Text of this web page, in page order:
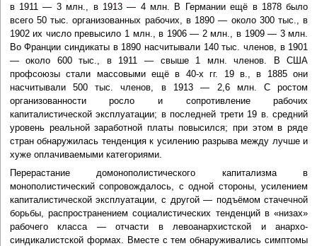
в 1911 — 3 млн., в 1913 — 4 млн. В Германии ещё в 1878 было
всего 50 тыс. организованных рабочих, в 1890 — около 300 тыс., в
1902 их число превысило 1 млн., в 1906 — 2 млн., в 1909 — 3 млн.
Во Франции синдикаты в 1890 насчитывали 140 тыс. членов, в 1901
— около 600 тыс., в 1911 — свыше 1 млн. членов. В США
профсоюзы стали массовыми ещё в 40-х гг. 19 в., в 1885 они
насчитывали 500 тыс. членов, в 1913 — 2,6 млн. С ростом
организованности росло и сопротивление рабочих
капиталистической эксплуатации; в последней трети 19 в. средний
уровень реальной заработной платы повысился; при этом в ряде
стран обнаружилась тенденция к усилению разрыва между лучше и
хуже оплачиваемыми категориями.
Перерастание домонополистического капитализма в
монополистический сопровождалось, с одной стороны, усилением
капиталистической эксплуатации, с другой — подъёмом стачечной
борьбы, распространением социалистических тенденций в «низах»
рабочего класса — отчасти в левоанархистской и анархо-
синдикалистской формах. Вместе с тем обнаруживались симптомы